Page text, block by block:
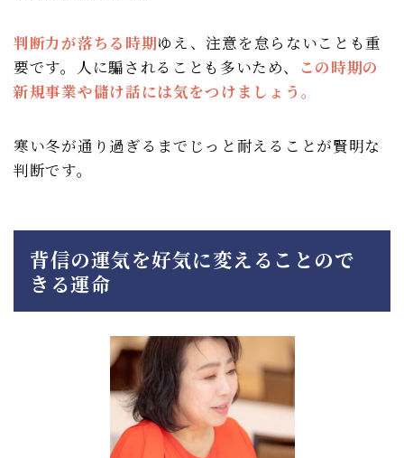
判断力が落ちる時期ゆえ、注意を怠らないことも重
要です。人に騙されることも多いため、
この時期の
新規事業や儲け話には気をつけましょう。
寒い冬が通り過ぎるまでじっと耐えることが賢明な
判断です。
背信の運気を好気に変えることので
きる運命